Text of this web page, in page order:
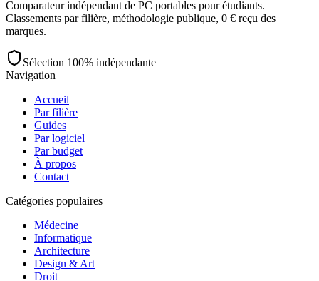
Comparateur indépendant de PC portables pour étudiants.
Classements par filière, méthodologie publique, 0 € reçu des
marques.
Sélection 100% indépendante
Navigation
Accueil
Par filière
Guides
Par logiciel
Par budget
À propos
Contact
Catégories populaires
Médecine
Informatique
Architecture
Design & Art
Droit